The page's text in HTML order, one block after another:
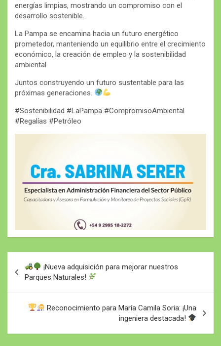
energías limpias, mostrando un compromiso con el
desarrollo sostenible.
La Pampa se encamina hacia un futuro energético
prometedor, manteniendo un equilibrio entre el crecimiento
económico, la creación de empleo y la sostenibilidad
ambiental.
Juntos construyendo un futuro sustentable para las
próximas generaciones.
#Sostenibilidad #LaPampa #CompromisoAmbiental
#Regalías #Petróleo
Navegación
de
entradas
¡Nueva adquisición para mejorar nuestros
Parques Naturales!
Reconocimiento para María Camila Soria: ¡Una
ingeniera destacada!